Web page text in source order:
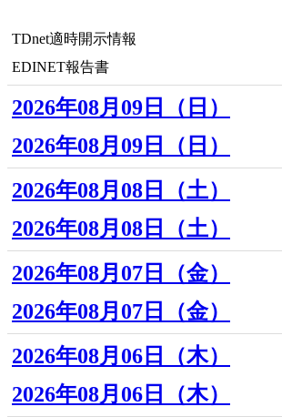
TDnet適時開示情報
EDINET報告書
2026年08月09日（日）
2026年08月09日（日）
2026年08月08日（土）
2026年08月08日（土）
2026年08月07日（金）
2026年08月07日（金）
2026年08月06日（木）
2026年08月06日（木）